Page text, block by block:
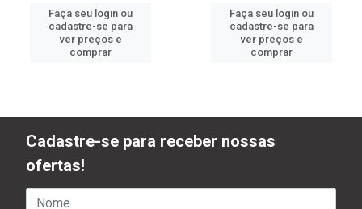
Faça seu login ou
cadastre-se para
ver preços e
comprar
Faça seu login ou
cadastre-se para
ver preços e
comprar
Cadastre-se para receber nossas
ofertas!